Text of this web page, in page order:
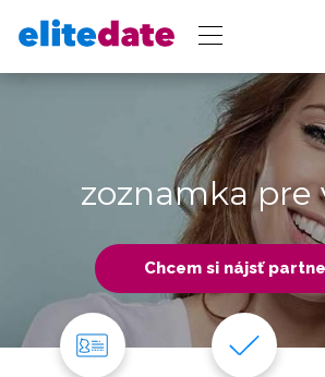
zoznamka pre
Chcem si nájsť